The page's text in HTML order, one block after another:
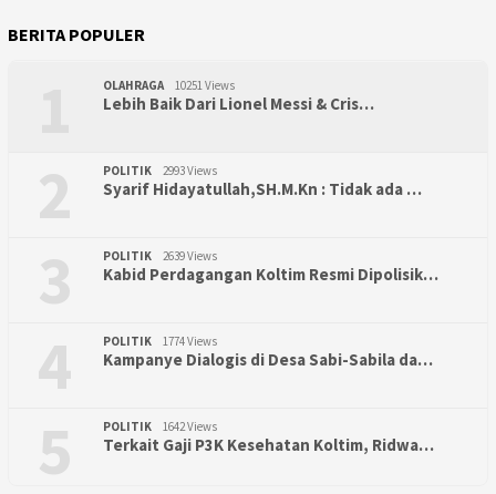
BERITA POPULER
OLAHRAGA 10251 Views
Lebih Baik Dari Lionel Messi & Cris…
2 POLITIK 2993 Views
Syarif Hidayatullah,SH.M.Kn : Tidak ada …
3 POLITIK 2639 Views
Kabid Perdagangan Koltim Resmi Dipolisik…
4 POLITIK 1774 Views
Kampanye Dialogis di Desa Sabi-Sabila da…
5 POLITIK 1642 Views
Terkait Gaji P3K Kesehatan Koltim, Ridwa…